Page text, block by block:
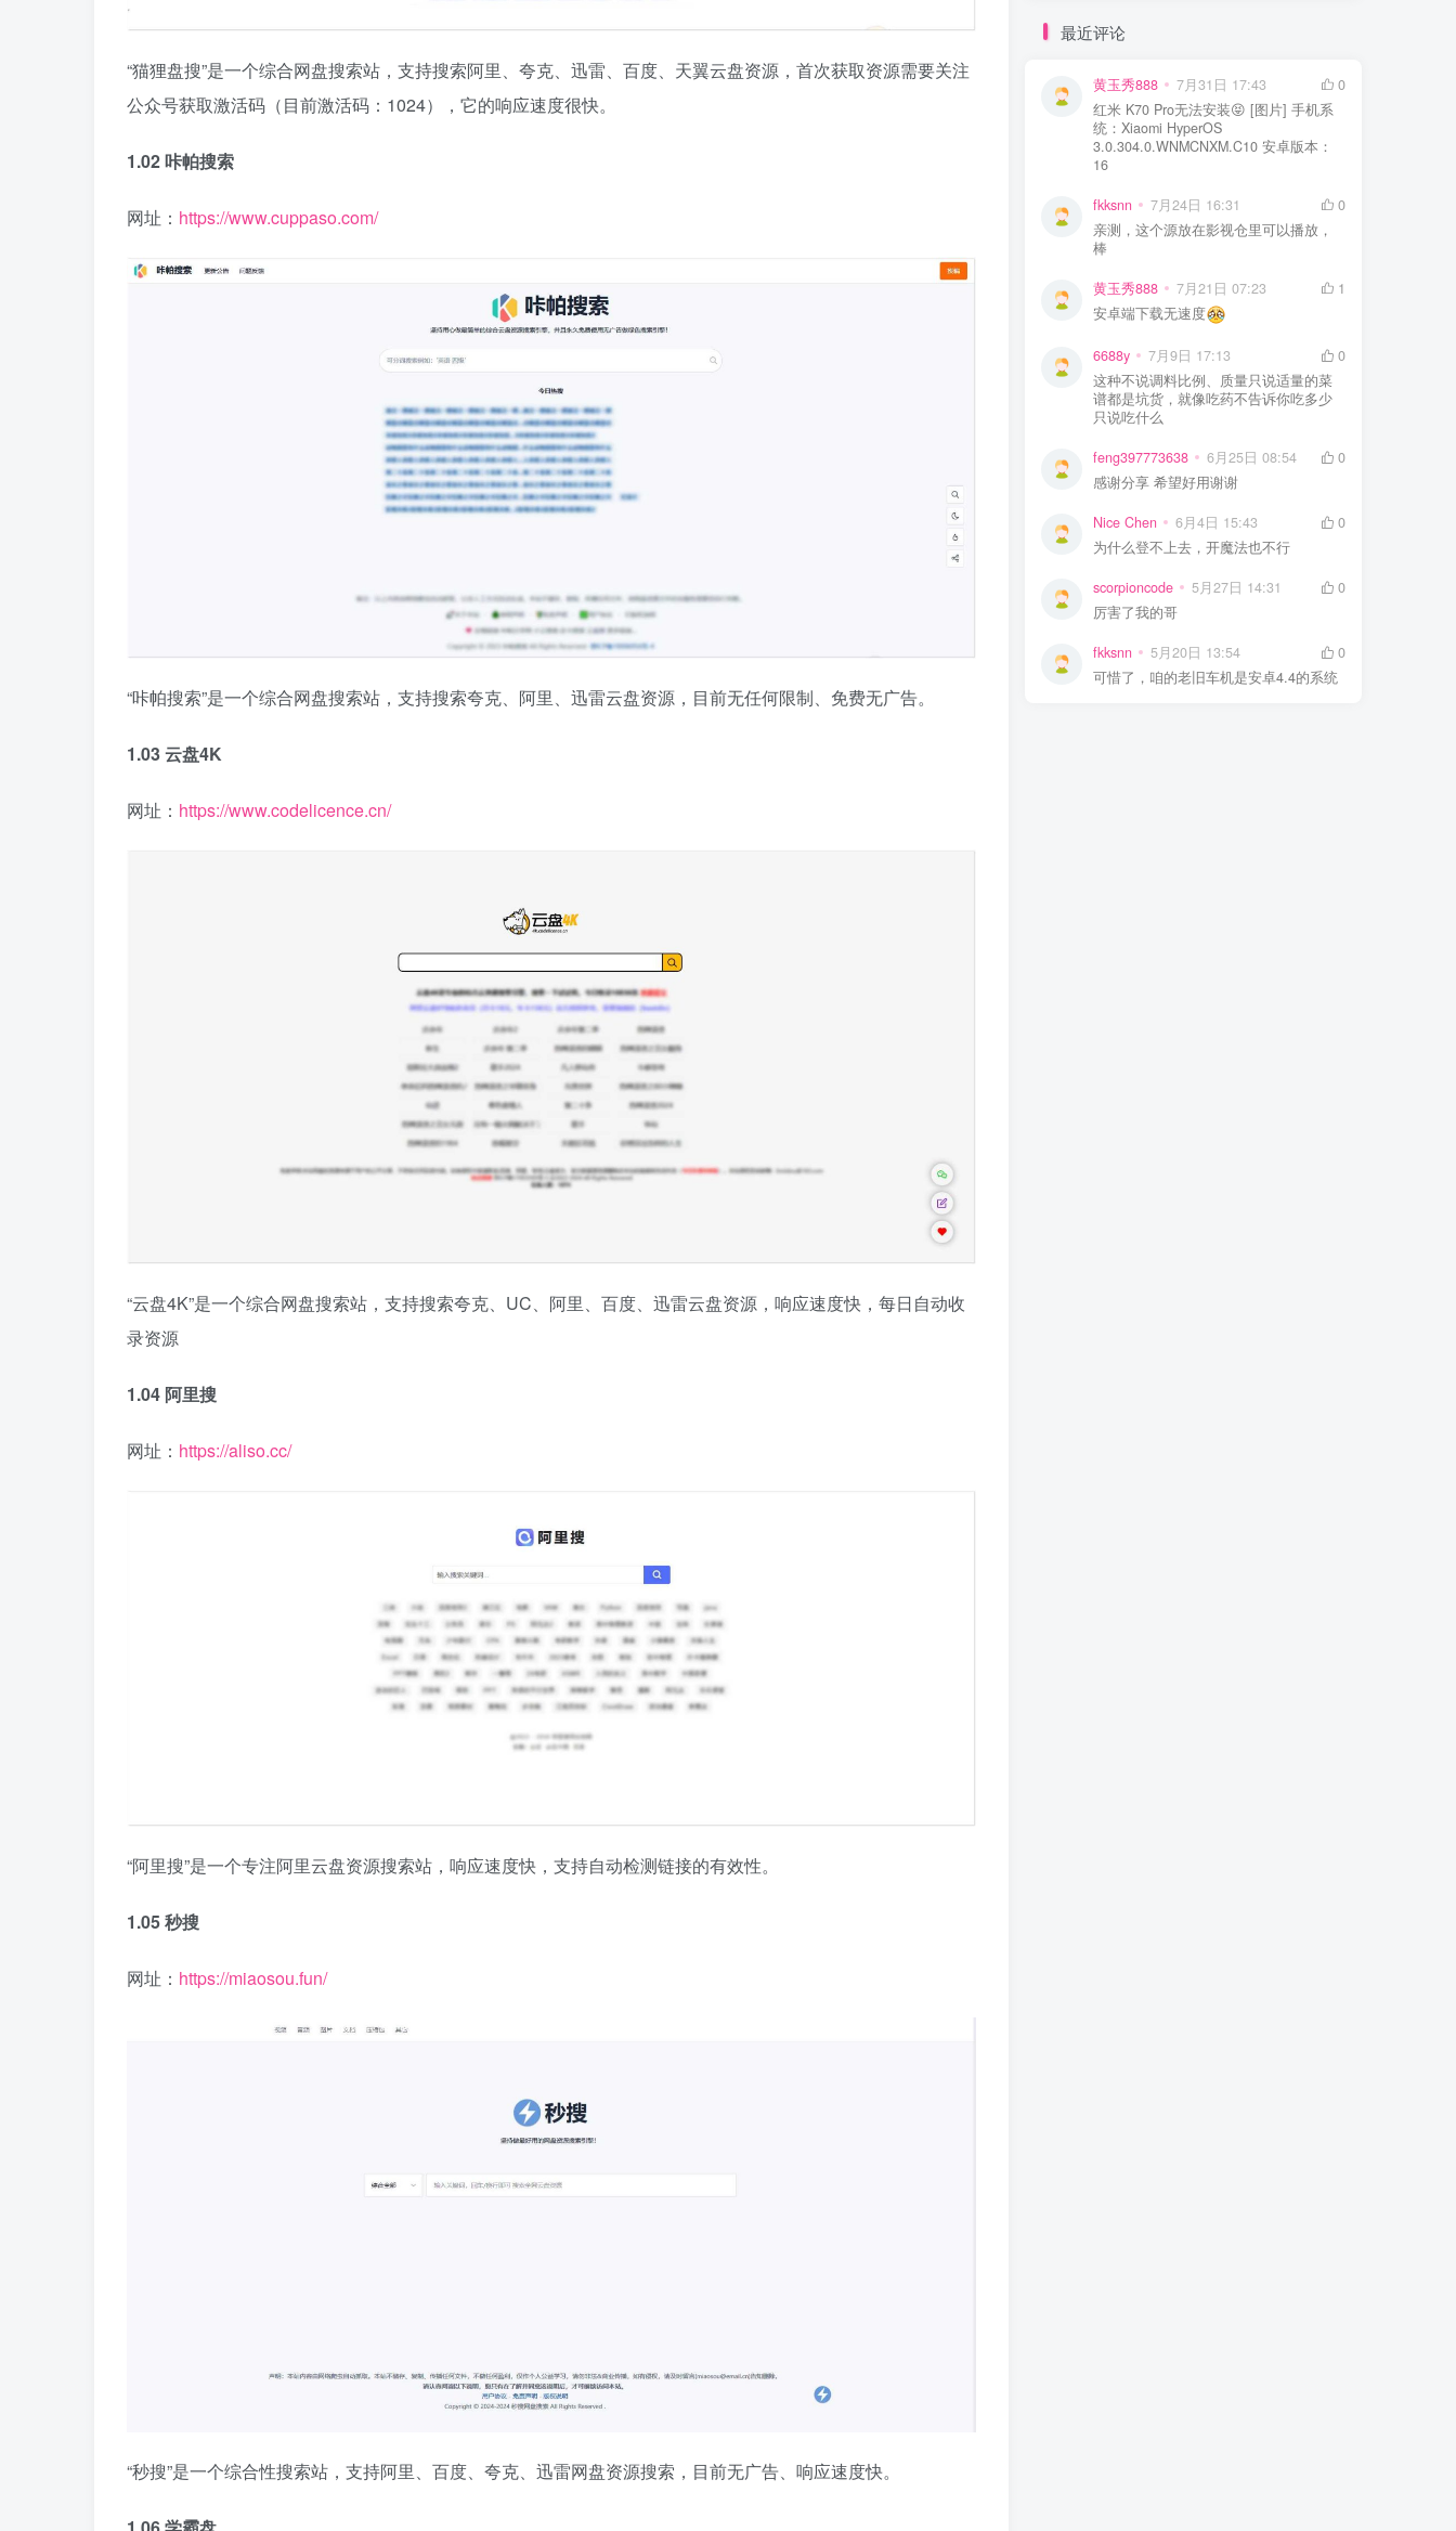
“猫狸盘搜”是一个综合网盘搜索站，支持搜索阿里、夸克、迅雷、百度、天翼云盘资源，首次获取资源需要关注
公众号获取激活码（目前激活码：1024），它的响应速度很快。
1.02 咔帕搜索
网址： https://www.cuppaso.com/
“咔帕搜索”是一个综合网盘搜索站，支持搜索夸克、阿里、迅雷云盘资源，目前无任何限制、免费无广告。
1.03 云盘4K
网址： https://www.codelicence.cn/
“云盘4K”是一个综合网盘搜索站，支持搜索夸克、UC、阿里、百度、迅雷云盘资源，响应速度快，每日自动收
录资源
1.04 阿里搜
网址： https://aliso.cc/
“阿里搜”是一个专注阿里云盘资源搜索站，响应速度快，支持自动检测链接的有效性。
1.05 秒搜
网址： https://miaosou.fun/
“秒搜”是一个综合性搜索站，支持阿里、百度、夸克、迅雷网盘资源搜索，目前无广告、响应速度快。
最近评论
黄玉秀888 7月31日 17:43
0
红米 K70 Pro无法安装😝 [图片] 手机系
统：Xiaomi HyperOS
3.0.304.0.WNMCNXM.C10 安卓版本：
16
fkksnn 7月24日 16:31
0
亲测，这个源放在影视仓里可以播放，
棒
黄玉秀888 7月21日 07:23
1
安卓端下载无速度
6688y 7月9日 17:13
0
这种不说调料比例、质量只说适量的菜
谱都是坑货，就像吃药不告诉你吃多少
只说吃什么
feng397773638 6月25日 08:54
0
感谢分享 希望好用谢谢
Nice Chen 6月4日 15:43
0
为什么登不上去，开魔法也不行
scorpioncode 5月27日 14:31
0
厉害了我的哥
fkksnn 5月20日 13:54
0
可惜了，咱的老旧车机是安卓4.4的系统